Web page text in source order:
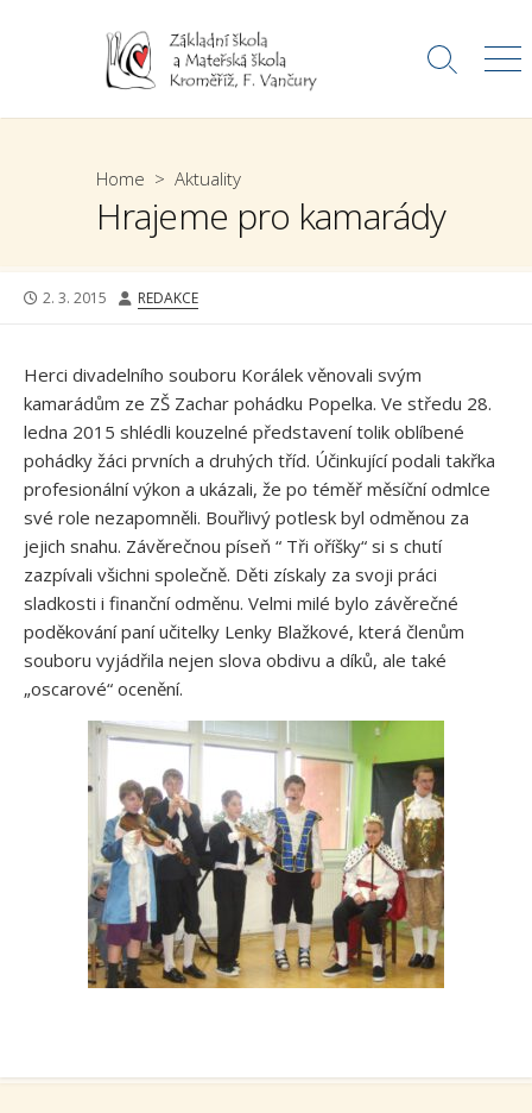
Search
Home > Aktuality
Hrajeme pro kamarády
PUBLISHED
2. 3. 2015 AUTHOR
REDAKCE
Herci divadelního souboru Korálek věnovali svým
kamarádům ze ZŠ Zachar pohádku Popelka. Ve středu 28.
ledna 2015 shlédli kouzelné představení tolik oblíbené
pohádky žáci prvních a druhých tříd. Účinkující podali takřka
profesionální výkon a ukázali, že po téměř měsíční odmlce
své role nezapomněli. Bouřlivý potlesk byl odměnou za
jejich snahu. Závěrečnou píseň “ Tři oříšky“ si s chutí
zazpívali všichni společně. Děti získaly za svoji práci
sladkosti i finanční odměnu. Velmi milé bylo závěrečné
poděkování paní učitelky Lenky Blažkové, která členům
souboru vyjádřila nejen slova obdivu a díků, ale také
„oscarové“ ocenění.